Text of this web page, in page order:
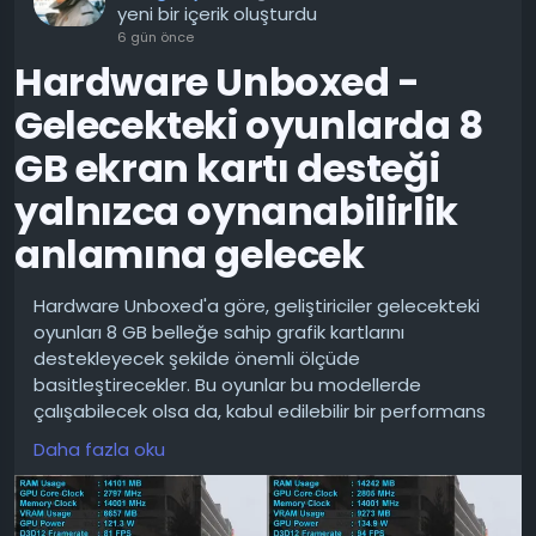
War: E-Day'in 6 Ekim 2026'da piyasaya sürülmesi
planlanıyor.
https://youtu.be/_hUj9fBl-As?
si=wlkauM4MpAP2r6Wk
GEARS OF WAR: E-DAY Multiplayer Gameplay – 20
Minutes of Horde Siege Mode
https://youtu.be/yzFE1E1Mi98?si=8VuVLxOnd30JOiD1
Gears of War E Day Multiplayer Gameplay 40+
Alıntıdır...
yeni bir içerik oluşturdu
6 gün önce
Hardware Unboxed -
Gelecekteki oyunlarda 8
GB ekran kartı desteği
yalnızca oynanabilirlik
anlamına gelecek
Hardware Unboxed'a göre, geliştiriciler gelecekteki
oyunları 8 GB belleğe sahip grafik kartlarını
destekleyecek şekilde önemli ölçüde
basitleştirecekler. Bu oyunlar bu modellerde
çalışabilecek olsa da, kabul edilebilir bir performans
garanti edilmiyor.
YouTube kanalına göre, düşük ayarlar giderek tam
anlamıyla bir optimizasyon olmaktan çıkıp, minimum
Daha fazla oku